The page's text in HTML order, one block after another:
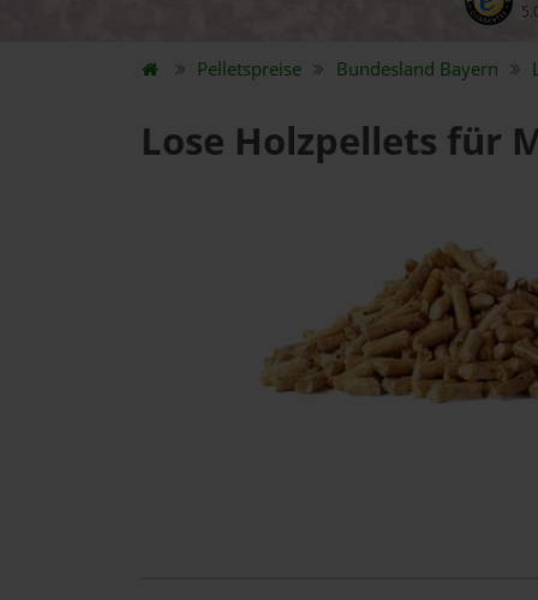
Pelletspreise Bundesland Bayern
Lose Holzpellets für